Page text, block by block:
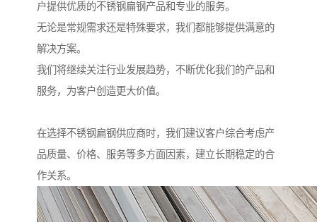
户提供优质的不锈钢扁钢产品和专业的服务。
无论是常规需求还是特殊要求，我们都能够提供满意的
解决方案。
我们将继续关注行业发展趋势，不断优化我们的产品和
服务，为客户创造更大价值。
在选择不锈钢扁钢供应商时，我们建议客户综合考虑产
品质量、价格、服务等多方面因素，建立长期稳定的合
作关系。